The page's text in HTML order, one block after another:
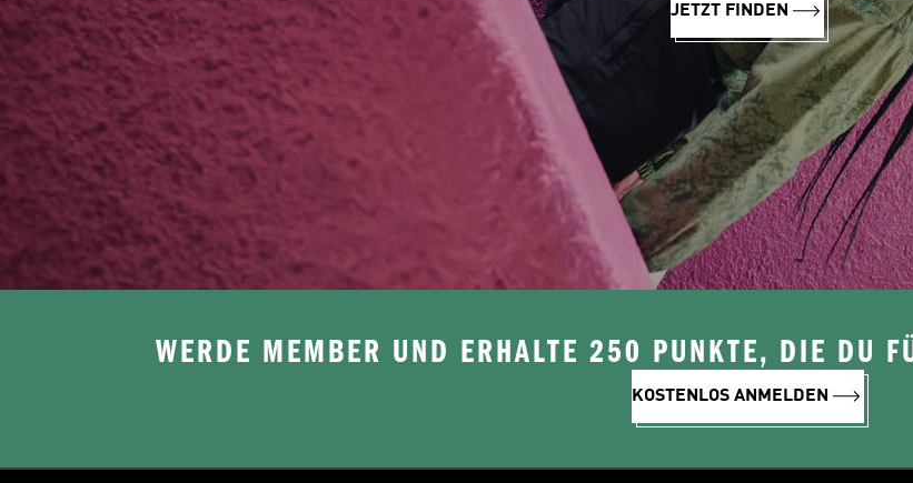
JETZT FINDEN
WERDE MEMBER UND ERHALTE 250 PUNKTE, DIE DU
KOSTENLOS ANMELDEN